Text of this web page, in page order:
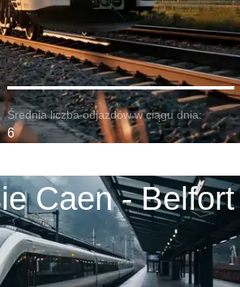
Średnia liczba odjazdów w ciągu dnia:
6
Caen - Belfort